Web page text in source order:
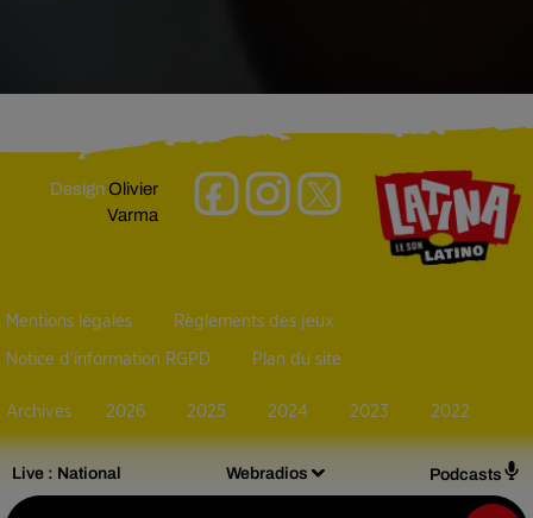
Live : National Webradios Podcasts
DesignOlivier
Varma
Mentions légales Règlements des jeux
Notice d’information RGPD Plan du site
Archives 2026 2025 2024 2023 2022